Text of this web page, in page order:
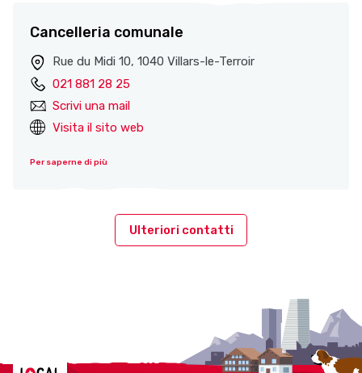
Cancelleria comunale
Rue du Midi 10, 1040 Villars-le-Terroir
021 881 28 25
Scrivi una mail
Visita il sito web
Per saperne di più
Ulteriori contatti
Localcities